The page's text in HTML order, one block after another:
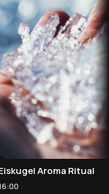
Aroma Ritual